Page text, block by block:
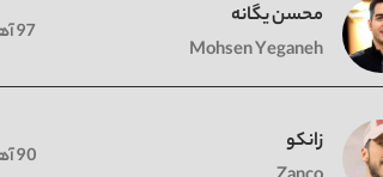
محسن یگانه
Mohsen Yeganeh
97 آهنگ
زانکو
90 آهنگ